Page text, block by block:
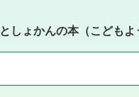
としょかんの本（こども